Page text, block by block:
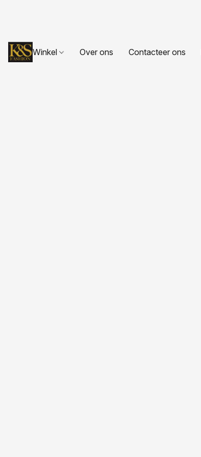
Winkel Over ons Contacteer ons